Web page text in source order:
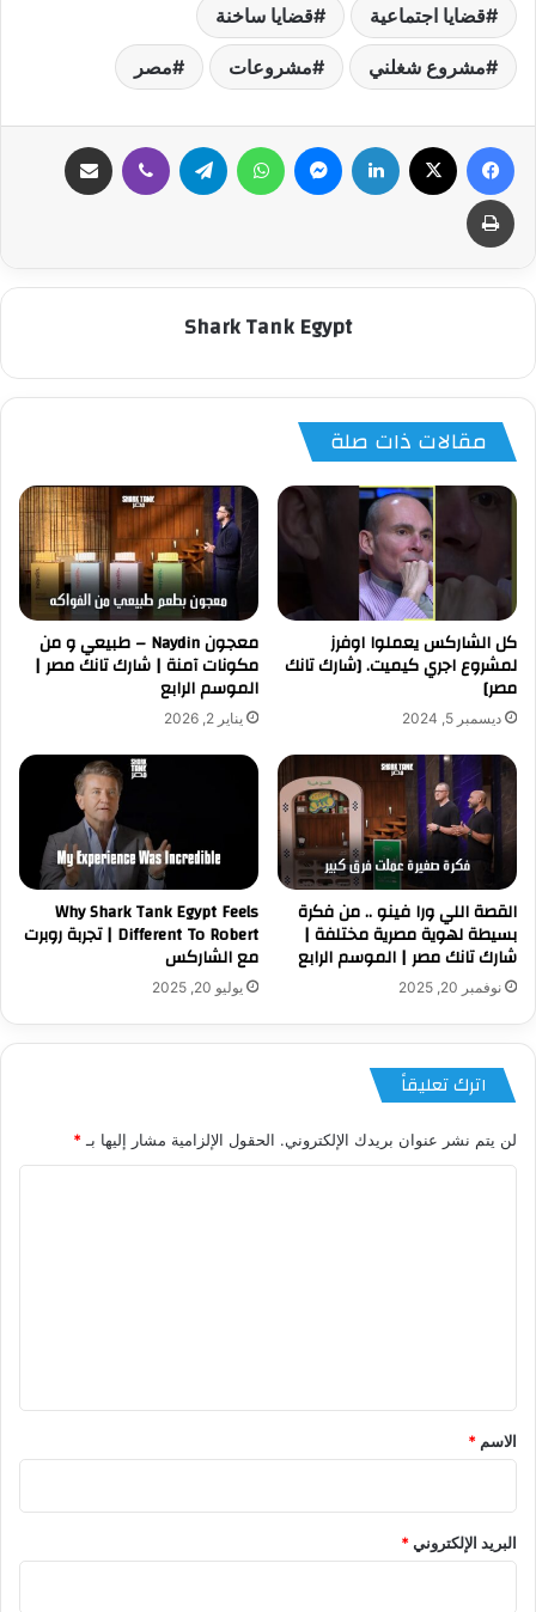
قضايا اجتماعية قضايا ساخنة
مشروع شغلني مشروعات مصر
فيسبوك لينكدإن ماسنجر واتساب تيلقرام ڤايبر
طباعة
Shark Tank Egypt
مقالات ذات صلة
كل الشاركس يعملوا اوفرز
لمشروع اجري كيميت. [شارك تانك
مصر]
ديسمبر 5, 2024
معجون Naydin – طبيعي و من
مكونات آمنة | شارك تانك مصر |
الموسم الرابع
يناير 2, 2026
القصة اللي ورا فينو .. من فكرة
بسيطة لهوية مصرية مختلفة |
شارك تانك مصر | الموسم الرابع
نوفمبر 20, 2025
Why Shark Tank Egypt Feels
Different To Robert | تجربة روبرت
مع الشاركس
يوليو 20, 2025
اترك تعليقاً
لن يتم نشر عنوان بريدك الإلكتروني. الحقول الإلزامية مشار إليها بـ *
*
الاسم *
البريد الإلكتروني*